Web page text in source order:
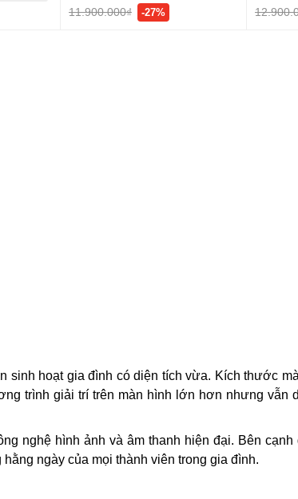
11.900.000₫ -27%
hoạt gia đình có diện tích vừa. Kích thước
trình giải trí trên màn hình lớn hơn nhưng vẫn
nghệ hình ảnh và âm thanh hiện đại. Bên cạnh
ngày của mọi thành viên trong gia đình.